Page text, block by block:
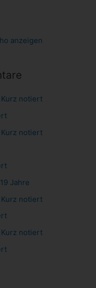
Kurz notiert
Kurz notiert
19 Jahre
Kurz notiert
Kurz notiert